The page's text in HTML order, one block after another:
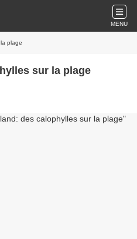
MENU
plage
sur la plage